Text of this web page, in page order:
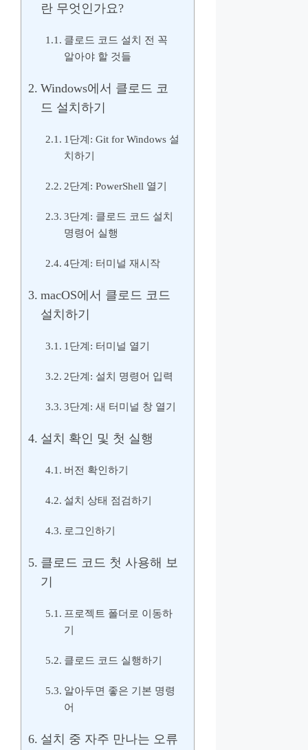
란 무엇인가요?
클로드 코드 설치 전 꼭
알아야 할 것들
Windows에서 클로드 코
드 설치하기
1단계: Git for Windows 설
치하기
2단계: PowerShell 열기
3단계: 클로드 코드 설치
명령어 실행
4단계: 터미널 재시작
macOS에서 클로드 코드
설치하기
1단계: 터미널 열기
2단계: 설치 명령어 입력
3단계: 새 터미널 창 열기
설치 확인 및 첫 실행
버전 확인하기
설치 상태 점검하기
로그인하기
클로드 코드 첫 사용해 보
기
프로젝트 폴더로 이동하
기
클로드 코드 실행하기
알아두면 좋은 기본 명령
어
설치 중 자주 만나는 오류